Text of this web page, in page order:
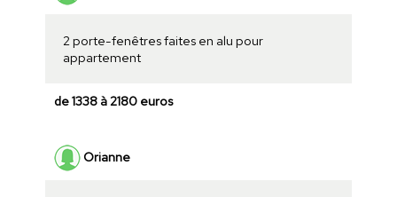
2 porte-fenêtres faites en alu pour
appartement
de 1338 à 2180 euros
Orianne